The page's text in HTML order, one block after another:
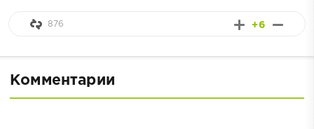
+6
876
Комментарии